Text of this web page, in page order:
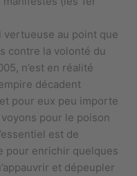
vertueuse au point que
contre la volonté du
n’est en réalité
décadent
pour eux peu importe
pour le poison
est de
pour enrichir quelques
et dépeupler